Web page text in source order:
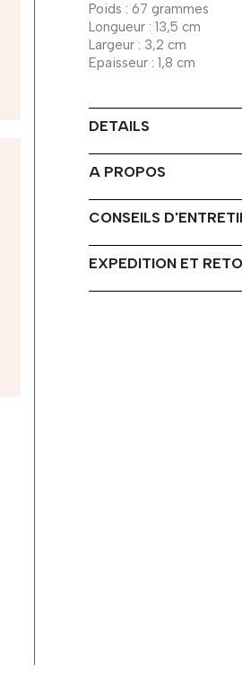
Poids : 67 grammes
Longueur : 13,5 cm
Largeur : 3,2 cm
Epaisseur : 1,8 cm
DETAILS
A PROPOS
CONSEILS
EXPEDITION ET